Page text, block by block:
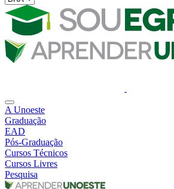
A Unoeste
Graduação
EAD
Pós-Graduação
Cursos Técnicos
Cursos Livres
Pesquisa